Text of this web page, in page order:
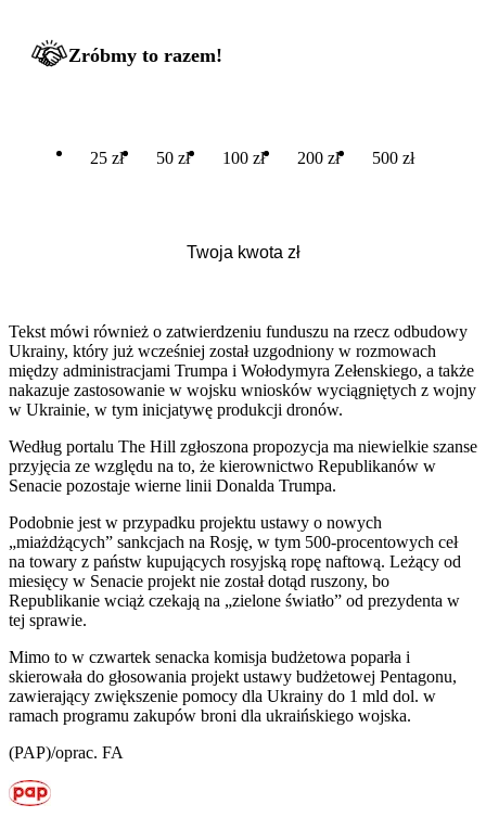
Zróbmy to razem!
25 zł 50 zł 100 zł 200 zł 500 zł
Tekst mówi również o zatwierdzeniu funduszu na rzecz odbudowy
Ukrainy, który już wcześniej został uzgodniony w rozmowach
między administracjami Trumpa i Wołodymyra Zełenskiego, a także
nakazuje zastosowanie w wojsku wniosków wyciągniętych z wojny
w Ukrainie, w tym inicjatywę produkcji dronów.
Według portalu The Hill zgłoszona propozycja ma niewielkie szanse
przyjęcia ze względu na to, że kierownictwo Republikanów w
Senacie pozostaje wierne linii Donalda Trumpa.
Podobnie jest w przypadku projektu ustawy o nowych
„miażdżących” sankcjach na Rosję, w tym 500-procentowych ceł
na towary z państw kupujących rosyjską ropę naftową. Leżący od
miesięcy w Senacie projekt nie został dotąd ruszony, bo
Republikanie wciąż czekają na „zielone światło” od prezydenta w
tej sprawie.
Mimo to w czwartek senacka komisja budżetowa poparła i
skierowała do głosowania projekt ustawy budżetowej Pentagonu,
zawierający zwiększenie pomocy dla Ukrainy do 1 mld dol. w
ramach programu zakupów broni dla ukraińskiego wojska.
(PAP)/oprac. FA